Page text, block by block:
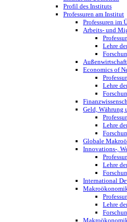
Profil des Instituts
Professuren am Institut
Professuren im
Arbeits- und
Lehre
Außenwirtschaft
Economics of
Lehre
Geld, Währung
Lehre
Globale
Innovations-,
Lehre
International
Lehre